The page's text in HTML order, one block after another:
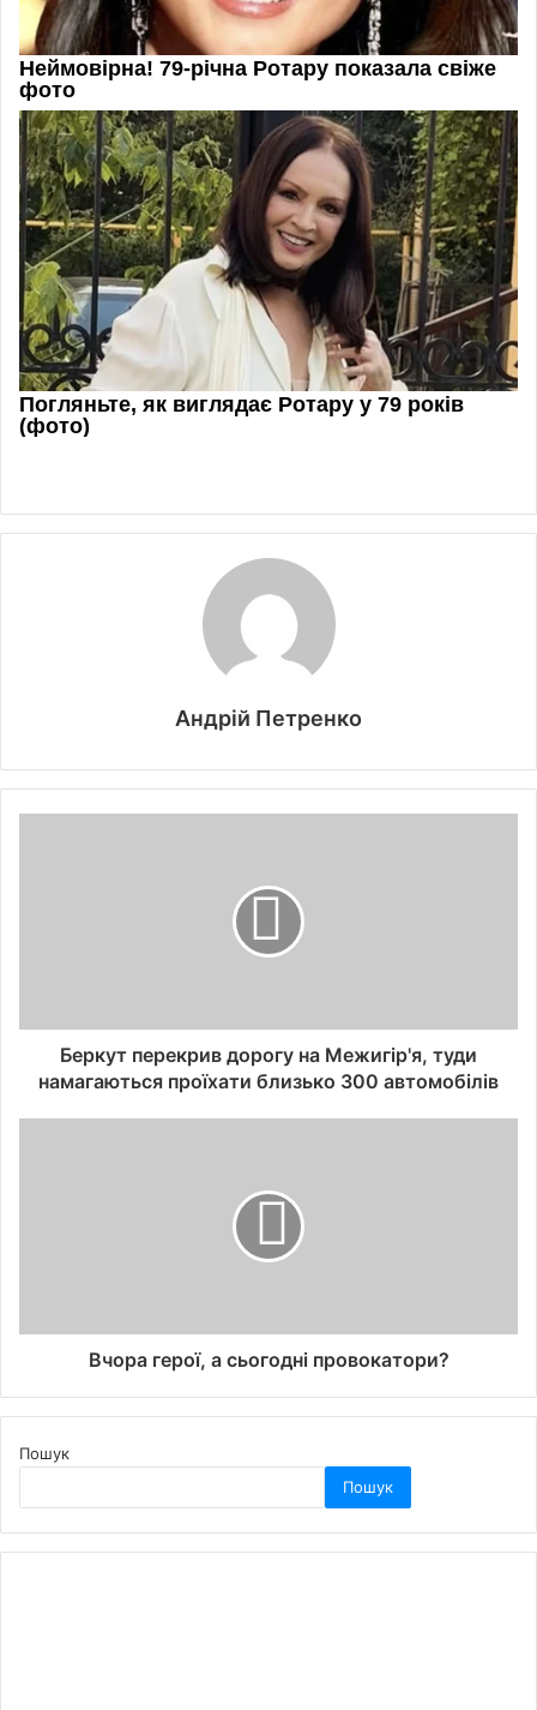
Андрій Петренко
Беркут перекрив дорогу на Межигір'я, туди
намагаються проїхати близько 300 автомобілів
Вчора герої, а сьогодні провокатори?
Пошук
Пошук